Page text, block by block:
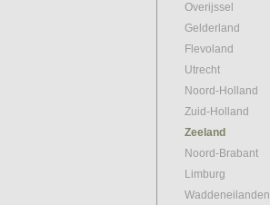
Overijssel
Gelderland
Flevoland
Utrecht
Noord-Holland
Zuid-Holland
Zeeland
Noord-Brabant
Limburg
Waddeneilanden